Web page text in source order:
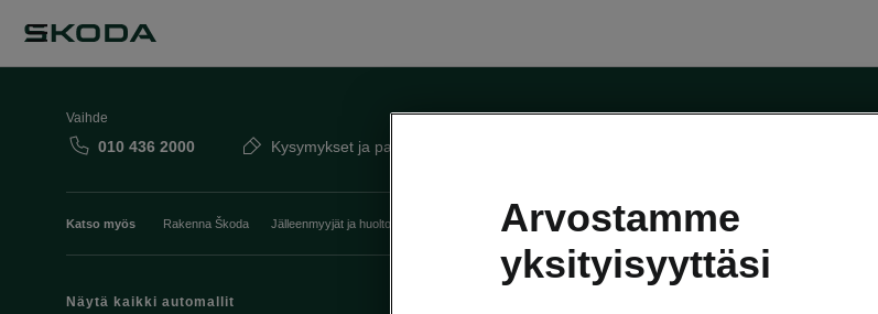
Vaihde
010 436 2000 Kysymykset ja palaute
Katso myös Rakenna Škoda Jälleenmyyjät ja huolto Heti vapaat Škoda-mallit Käyttöohjeet Škoda Shop
Näytä kaikki automallit
Arvostamme
yksityisyyttäsi